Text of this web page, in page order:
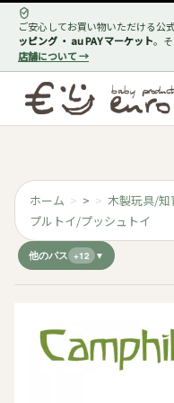
ご安心してお買い物いただける公
ッピング ・ au PAY マーケット。
店舗について →
ホーム > 木製玩具/
プルトイ/プッシュトイ
他のパス +12